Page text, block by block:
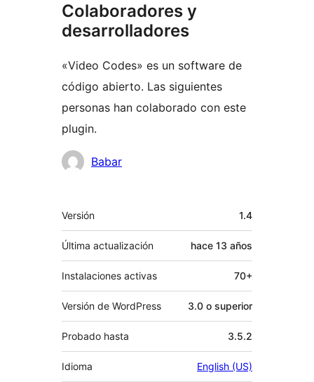
Colaboradores y
desarrolladores
«Video Codes» es un software de
código abierto. Las siguientes
personas han colaborado con este
plugin.
Colaboradores
Babar
Meta
Versión 1.4
Última actualización hace 13 años
Instalaciones activas 70+
Versión de WordPress 3.0 o superior
Probado hasta 3.5.2
Idioma English (US)